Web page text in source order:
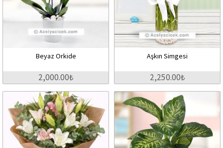
Beyaz Orkide
2,000.00₺
Aşkın Simgesi
2,250.00₺